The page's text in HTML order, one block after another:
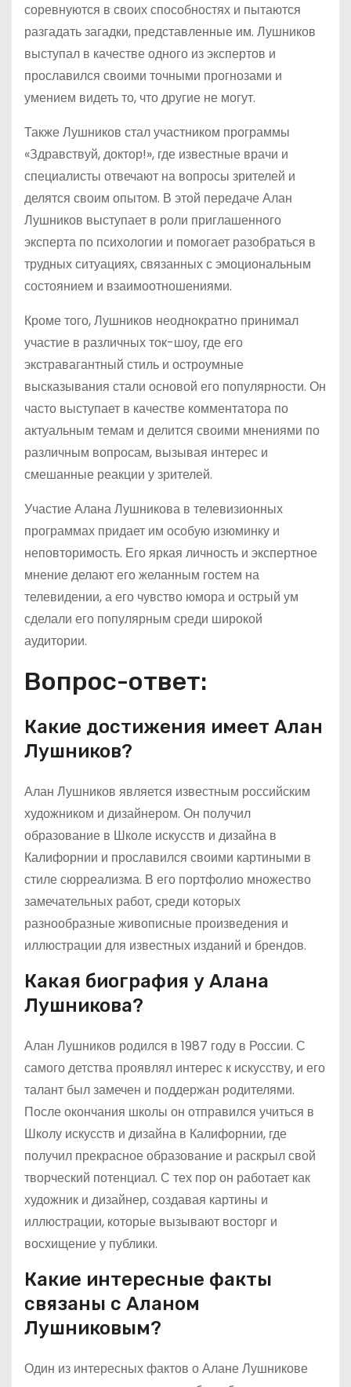
соревнуются в своих способностях и пытаются
разгадать загадки, представленные им. Лушников
выступал в качестве одного из экспертов и
прославился своими точными прогнозами и
умением видеть то, что другие не могут.
Также Лушников стал участником программы
«Здравствуй, доктор!», где известные врачи и
специалисты отвечают на вопросы зрителей и
делятся своим опытом. В этой передаче Алан
Лушников выступает в роли приглашенного
эксперта по психологии и помогает разобраться в
трудных ситуациях, связанных с эмоциональным
состоянием и взаимоотношениями.
Кроме того, Лушников неоднократно принимал
участие в различных ток-шоу, где его
экстравагантный стиль и остроумные
высказывания стали основой его популярности. Он
часто выступает в качестве комментатора по
актуальным темам и делится своими мнениями по
различным вопросам, вызывая интерес и
смешанные реакции у зрителей.
Участие Алана Лушникова в телевизионных
программах придает им особую изюминку и
неповторимость. Его яркая личность и экспертное
мнение делают его желанным гостем на
телевидении, а его чувство юмора и острый ум
сделали его популярным среди широкой
аудитории.
Вопрос-ответ:
Какие достижения имеет Алан
Лушников?
Алан Лушников является известным российским
художником и дизайнером. Он получил
образование в Школе искусств и дизайна в
Калифорнии и прославился своими картиными в
стиле сюрреализма. В его портфолио множество
замечательных работ, среди которых
разнообразные живописные произведения и
иллюстрации для известных изданий и брендов.
Какая биография у Алана
Лушникова?
Алан Лушников родился в 1987 году в России. С
самого детства проявлял интерес к искусству, и его
талант был замечен и поддержан родителями.
После окончания школы он отправился учиться в
Школу искусств и дизайна в Калифорнии, где
получил прекрасное образование и раскрыл свой
творческий потенциал. С тех пор он работает как
художник и дизайнер, создавая картины и
иллюстрации, которые вызывают восторг и
восхищение у публики.
Какие интересные факты
связаны с Аланом
Лушниковым?
Один из интересных фактов о Алане Лушникове